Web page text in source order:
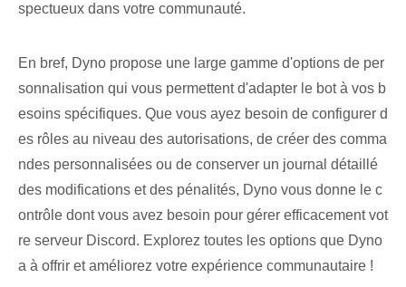
spectueux dans votre communauté.
En bref, Dyno propose une large gamme d'options de per
sonnalisation qui vous permettent d'adapter le bot à vos b
esoins spécifiques. Que vous ayez besoin de configurer d
es rôles au niveau des autorisations, de créer des comma
ndes personnalisées ou de conserver un journal détaillé
des modifications et des pénalités, Dyno vous donne le c
ontrôle dont vous avez besoin pour gérer efficacement vot
re serveur Discord. Explorez toutes les options que Dyno
a à offrir et améliorez votre expérience communautaire !